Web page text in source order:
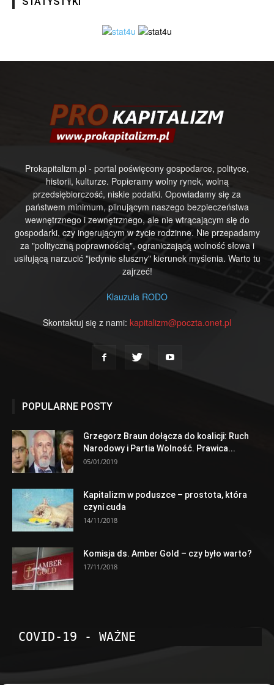
Prokapitalizm.pl - portal poświęcony gospodarce, polityce,
historii, kulturze. Popieramy wolny rynek, wolną
przedsiębiorczość, niskie podatki. Opowiadamy się za
państwem minimum, pilnującym naszego bezpieczeństwa
wewnętrznego i zewnętrznego, ale nie wtrącającym się do
gospodarki, czy ingerującym w życie rodzinne. Nie przepadamy
za "polityczną poprawnością", ograniczającą wolność słowa i
usiłującą narzucić "jedynie słuszny" kierunek myślenia. Warto tu
zajrzeć!
Klauzula RODO
Skontaktuj się z nami: kapitalizm@poczta.onet.pl
POPULARNE POSTY
Grzegorz Braun dołącza do koalicji: Ruch
Narodowy i Partia Wolność. Prawica...
05/01/2019
Kapitalizm w poduszce – prostota, która
czyni cuda
14/11/2018
Komisja ds. Amber Gold – czy było warto?
17/11/2018
COVID-19 - WAŻNE